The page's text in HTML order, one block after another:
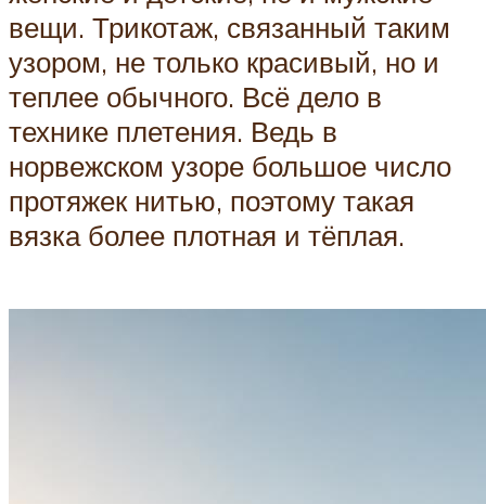
вещи. Трикотаж, связанный таким
узором, не только красивый, но и
теплее обычного. Всё дело в
технике плетения. Ведь в
норвежском узоре большое число
протяжек нитью, поэтому такая
вязка более плотная и тёплая.